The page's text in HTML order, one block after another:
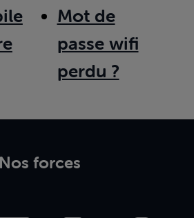
Mot de
passe wifi
perdu ?
Nos forces